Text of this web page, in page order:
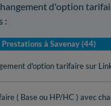
d'option
:
Prestations à Savenay (44)
d'option tarifaire sur
( Base ou HP/HC ) avec